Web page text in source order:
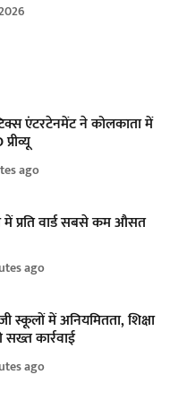
एंटरटेनमेंट ने कोलकाता में
ago
में प्रति वार्ड सबसे कम औसत
ago
स्कूलों में अनियमितता, शिक्षा
सख्त कार्रवाई
ago